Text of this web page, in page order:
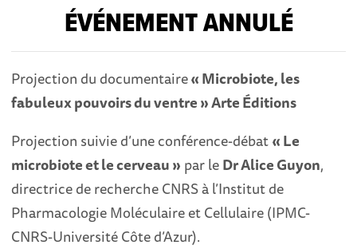
ÉVÉNEMENT ANNULÉ
Projection du documentaire« Microbiote, les
fabuleux pouvoirs du ventre » Arte Éditions
Projection suivie d’une conférence-débat« Le
microbiote et le cerveau » par leDr Alice Guyon,
directrice de recherche CNRS à l’Institut de
Pharmacologie Moléculaire et Cellulaire (IPMC-
CNRS-Université Côte d’Azur).